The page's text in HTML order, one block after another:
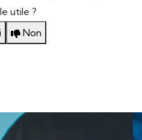
utile ?
Non